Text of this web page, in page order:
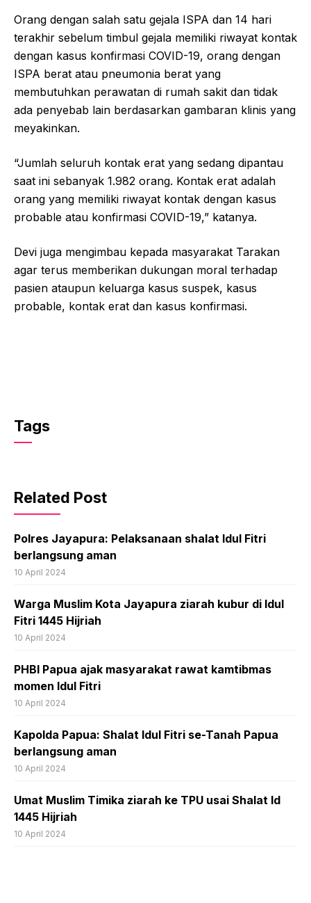
Orang dengan salah satu gejala ISPA dan 14 hari
terakhir sebelum timbul gejala memiliki riwayat kontak
dengan kasus konfirmasi COVID-19, orang dengan
ISPA berat atau pneumonia berat yang
membutuhkan perawatan di rumah sakit dan tidak
ada penyebab lain berdasarkan gambaran klinis yang
meyakinkan.
“Jumlah seluruh kontak erat yang sedang dipantau
saat ini sebanyak 1.982 orang. Kontak erat adalah
orang yang memiliki riwayat kontak dengan kasus
probable atau konfirmasi COVID-19,” katanya.
Devi juga mengimbau kepada masyarakat Tarakan
agar terus memberikan dukungan moral terhadap
pasien ataupun keluarga kasus suspek, kasus
probable, kontak erat dan kasus konfirmasi.
Tags
Related Post
Polres Jayapura: Pelaksanaan shalat Idul Fitri
berlangsung aman
10 April 2024
Warga Muslim Kota Jayapura ziarah kubur di Idul
Fitri 1445 Hijriah
10 April 2024
PHBI Papua ajak masyarakat rawat kamtibmas
momen Idul Fitri
10 April 2024
Kapolda Papua: Shalat Idul Fitri se-Tanah Papua
berlangsung aman
10 April 2024
Umat Muslim Timika ziarah ke TPU usai Shalat Id
1445 Hijriah
10 April 2024